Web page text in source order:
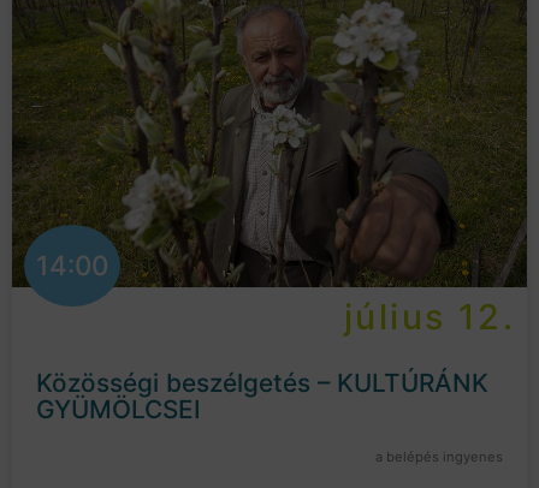
14:00
július 12.
Közösségi beszélgetés – KULTÚRÁNK
GYÜMÖLCSEI
a belépés ingyenes